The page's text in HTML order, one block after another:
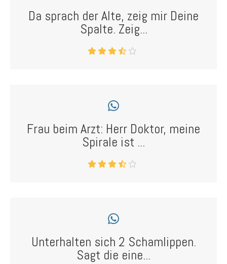
Da sprach der Alte, zeig mir Deine
Spalte. Zeig...
Frau beim Arzt: Herr Doktor, meine
Spirale ist ...
Unterhalten sich 2 Schamlippen.
Sagt die eine...